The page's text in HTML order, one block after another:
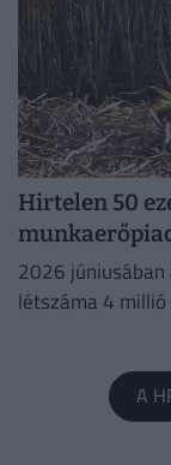
Hirtelen 50
2026
létszáma 4
A